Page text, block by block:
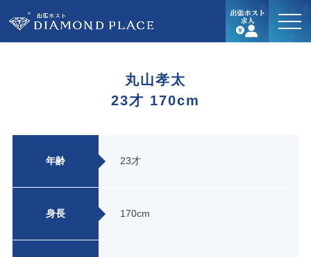
丸山孝太
23才 170cm
年齢 23才
身長 170cm